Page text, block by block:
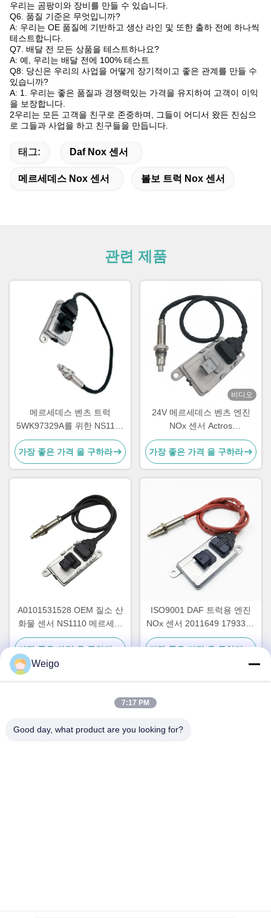
우리는 곰팡이와 장비를 만들 수 있습니다.
Q6. 품질 기준은 무엇입니까?
A: 우리는 OE 품질에 기반하고 생산 라인 및 또한 출하 전에 하나씩
테스트합니다.
Q7. 배달 전 모든 상품을 테스트하나요?
A: 예, 우리는 배달 전에 100% 테스트
Q8: 당신은 우리의 사업을 어떻게 장기적이고 좋은 관계를 만들 수
있습니까?
A: 1. 우리는 좋은 품질과 경쟁력있는 가격을 유지하여 고객이 이익
을 보장합니다.
2우리는 모든 고객을 친구로 존중하며, 그들이 어디서 왔든 진심으
로 그들과 사업을 하고 친구들을 만듭니다.
태그: Daf Nox 센서
메르세데스 Nox 센서 볼보 트럭 Nox 센서
관련 제품
메르세데스 벤츠 트럭
5WK97329A를 위한 NS1103
24V 엔진 nox 센서
가장 좋은 가격 을 구하라
비디오
24V 메르세데스 벤츠 엔진
NOx 센서 Actros
5WK97331A A0101531628
가장 좋은 가격 을 구하라
A0101531528 OEM 질소 산
화물 센서 NS1110 메르세데
스 아크트로스 NOx 센서
5WK97330A
가장 좋은 가격 을 구하라
ISO9001 DAF 트럭용 엔진
NOx 센서 2011649 1793379
5WK96628B 1697586
가장 좋은 가격 을 구하라
Weigo
7:17 PM
Good day, what product are you looking for?